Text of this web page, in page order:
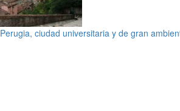
Perugia, ciudad universitaria y de gran